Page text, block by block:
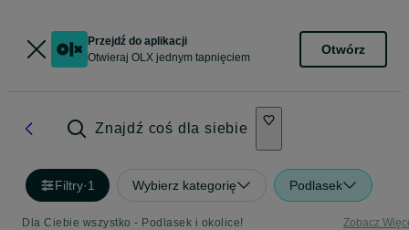
Przejdź do aplikacji
Otwieraj OLX jednym tapnięciem
Otwórz
Znajdź coś dla siebie
Filtry·1 Wybierz kategorię Podlasek
Dla Ciebie wszystko - Podlasek i okolice! Zobacz